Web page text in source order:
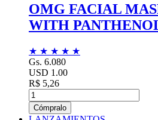
OMG FACIAL
WITH
★ ★ ★ ★ ★
Gs. 6.080
USD 1.00
R$ 5,26
Cómpralo